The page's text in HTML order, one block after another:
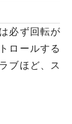
必ず回転が
ロールする
ブほど、ス